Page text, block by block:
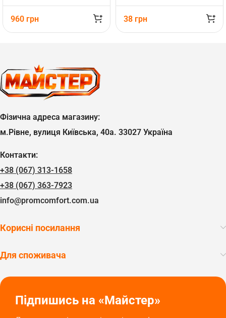
960 грн 38 грн
Фізична адреса магазину:
м.Рівне, вулиця Київська, 40а. 33027 Україна
Контакти:
+38 (067) 313-1658
+38 (067) 363-7923
info@promcomfort.com.ua
Корисні посилання
Для споживача
Підпишись на «Майстер»